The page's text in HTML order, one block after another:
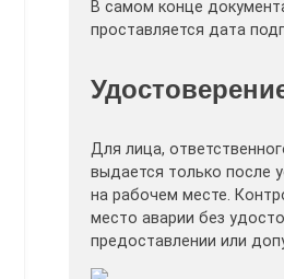
В самом конце
проставляется дата
Для лица,
выдается только после
на рабочем месте.
место аварии без
предоставлении или